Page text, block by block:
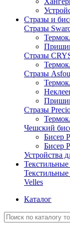
Стразы и
Стразы
Стразы
Стразы
Стразы
Чешский
Бисер
Бисер
Устройства
Velles
Каталог